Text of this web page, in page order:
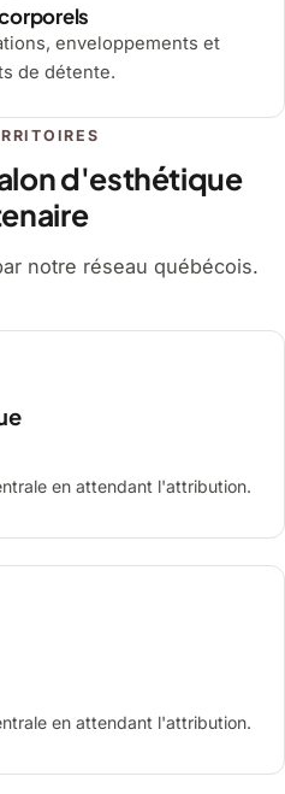
enveloppements et
de détente.
d'esthétique
notre réseau québécois.
en attendant l'attribution.
en attendant l'attribution.